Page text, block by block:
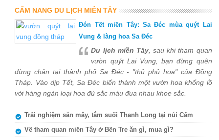
CẨM NANG DU LỊCH MIỀN TÂY
Đón Tết miền Tây: Sa Đéc mùa quýt Lai
Vung & làng hoa Sa Đéc
Du lịch miền Tây, sau khi tham quan
vườn quýt Lai Vung, bạn đừng quên
dừng chân tại thành phố Sa Đéc - "thủ phủ hoa" của Đồng
Tháp. Vào dịp Tết, Sa Đéc biến thành một vườn hoa khổng lồ
với hàng ngàn loại hoa đủ sắc màu đua nhau khoe sắc.
Trải nghiệm săn mây, tắm suối Thanh Long tại núi Cấm
Về tham quan miền Tây ở Bến Tre ăn gì, mua gì?